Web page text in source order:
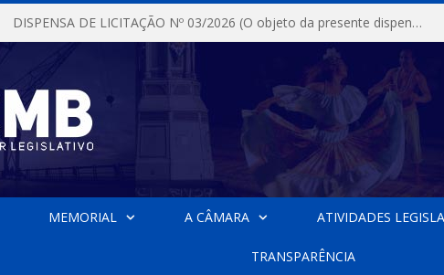
DISPENSA DE LICITAÇÃO Nº 03/2026 (O objeto da presente dispensa é a escolha da proposta mais vantajosa para a aquisição, de aparelhos de ar condicionado, tipo Split, com material de instalação e fogão industrial, conforme condições, quantidades e exigências estabelecidas no termo de referencia e neste aviso de contratação direta e seus anexos)
MEMORIAL A CÂMARA ATIVIDADES
TRANSPARÊNCIA